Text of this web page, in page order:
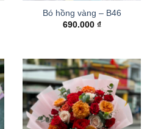
Bó hồng vàng – B46
690.000 ₫